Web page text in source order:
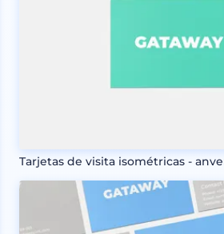
Tarjetas de visita isométricas -